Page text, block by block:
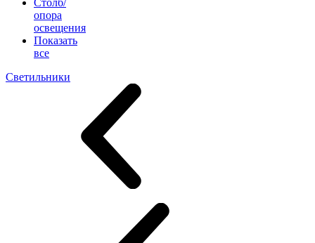
Столб/
опора
освещения
Показать
все
Светильники